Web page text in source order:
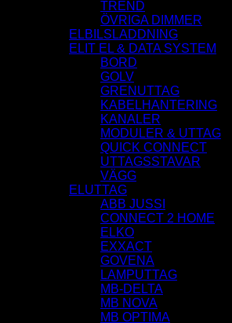
TREND
ÖVRIGA DIMMER
ELBILSLADDNING
ELIT EL & DATA SYSTEM
BORD
GOLV
GRENUTTAG
KABELHANTERING
KANALER
MODULER & UTTAG
QUICK CONNECT
UTTAGSSTAVAR
VÄGG
ELUTTAG
ABB JUSSI
CONNECT 2 HOME
ELKO
EXXACT
GOVENA
LAMPUTTAG
MB-DELTA
MB NOVA
MB OPTIMA